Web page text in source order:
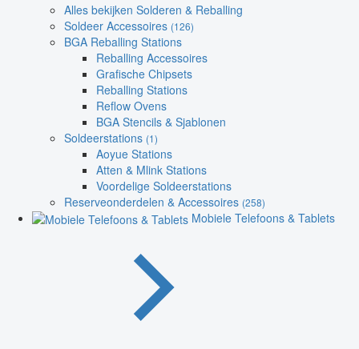
Alles bekijken Solderen & Reballing
Soldeer Accessoires (126)
BGA Reballing Stations
Reballing Accessoires
Grafische Chipsets
Reballing Stations
Reflow Ovens
BGA Stencils & Sjablonen
Soldeerstations (1)
Aoyue Stations
Atten & Mlink Stations
Voordelige Soldeerstations
Reserveonderdelen & Accessoires (258)
Mobiele Telefoons & Tablets